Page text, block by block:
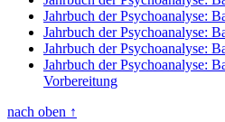
Jahrbuch der Psychoanalyse:
Jahrbuch der Psychoanalyse:
Jahrbuch der Psychoanalyse:
Jahrbuch der Psychoanalyse:
Vorbereitung
nach oben ↑